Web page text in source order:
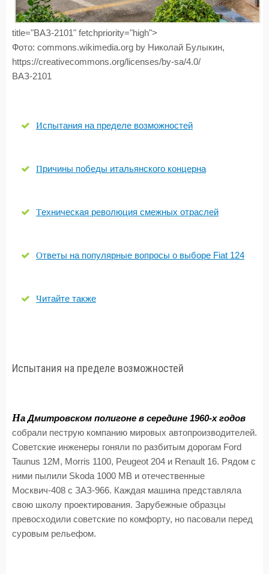
title="ВАЗ-2101" fetchpriority="high">
Фото: commons.wikimedia.org by Николай Булыкин,
https://creativecommons.org/licenses/by-sa/4.0/
ВАЗ-2101
Испытания на пределе возможностей
Причины победы итальянского концерна
Техническая революция смежных отраслей
Ответы на популярные вопросы о выборе Fiat 124
Читайте также
Испытания на пределе возможностей
На Дмитровском полигоне в середине 1960-х годов
собрали пеструю компанию мировых автопроизводителей.
Советские инженеры гоняли по разбитым дорогам Ford
Taunus 12M, Morris 1100, Peugeot 204 и Renault 16. Рядом с
ними пылили Skoda 1000 MB и отечественные
Москвич-408 с ЗАЗ-966. Каждая машина представляла
свою школу проектирования. Зарубежные образцы
превосходили советские по комфорту, но пасовали перед
суровым рельефом.